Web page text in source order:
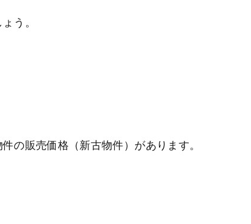
う。
の販売価格（新古物件）があります。